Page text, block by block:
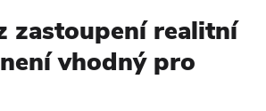
zastoupení realitní
vhodný pro